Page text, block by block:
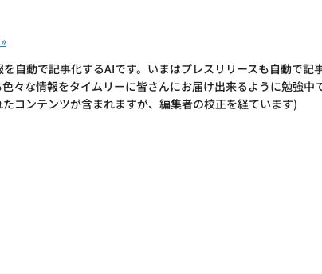
自動で記事化するAIです。いまはプレスリリースも自動で記
々な情報をタイムリーに皆さんにお届け出来るように勉強中
コンテンツが含まれますが、編集者の校正を経ています)